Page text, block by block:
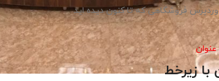
فروشگاهی که تا کنون دیده اید
زیرخط